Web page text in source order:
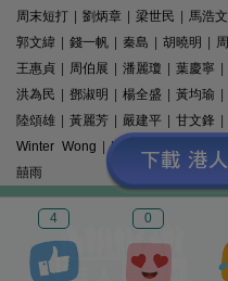
4 0
周末短打
劉炳章 梁世民 馬浩文
郭文緯
錢一帆 秦島 胡曉明
王惠貞
周伯展 潘麗瓊 葉慶寧
洪為民
鄧淑明 楊全盛 黃均瑜
陸頌雄
黃麗芳 嚴建平 甘文鋒
Winter Wong
K2 梁文新 羅崑
囍雨